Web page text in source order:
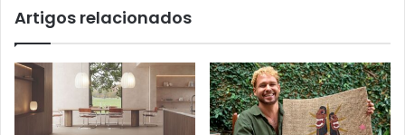
Artigos relacionados